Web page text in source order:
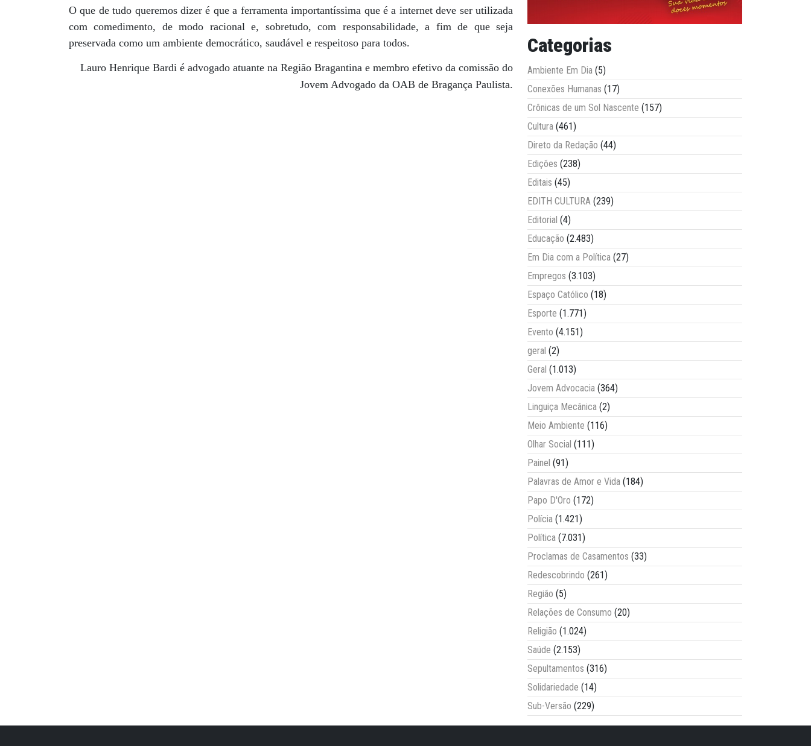
O que de tudo queremos dizer é que a ferramenta importantíssima que é a internet deve ser utilizada
com comedimento, de modo racional e, sobretudo, com responsabilidade, a fim de que seja
preservada como um ambiente democrático, saudável e respeitoso para todos.
Lauro Henrique Bardi é advogado atuante na Região Bragantina e membro efetivo da comissão do
Jovem Advogado da OAB de Bragança Paulista.
Categorias
Ambiente Em Dia (5)
Conexões Humanas (17)
Crônicas de um Sol Nascente (157)
Cultura (461)
Direto da Redação (44)
Edições (238)
Editais (45)
EDITH CULTURA (239)
Editorial (4)
Educação (2.483)
Em Dia com a Política (27)
Empregos (3.103)
Espaço Católico (18)
Esporte (1.771)
Evento (4.151)
geral (2)
Geral (1.013)
Jovem Advocacia (364)
Linguiça Mecânica (2)
Meio Ambiente (116)
Olhar Social (111)
Painel (91)
Palavras de Amor e Vida (184)
Papo D'Oro (172)
Polícia (1.421)
Política (7.031)
Proclamas de Casamentos (33)
Redescobrindo (261)
Região (5)
Relações de Consumo (20)
Religião (1.024)
Saúde (2.153)
Sepultamentos (316)
Solidariedade (14)
Sub-Versão (229)